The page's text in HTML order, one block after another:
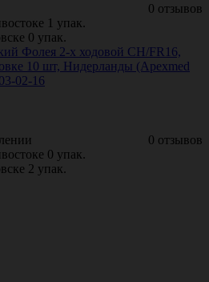
0 отзывов
1 упак.
0 упак.
Фолея 2-х ходовой CH/FR16,
10 шт, Нидерланды (Apexmed
02-16
0 отзывов
0 упак.
2 упак.